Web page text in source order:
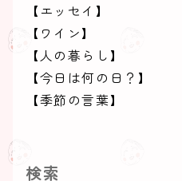
【エッセイ】
【ワイン】
【人の暮らし】
【今日は何の日？】
【季節の言葉】
【料理用語】
検索